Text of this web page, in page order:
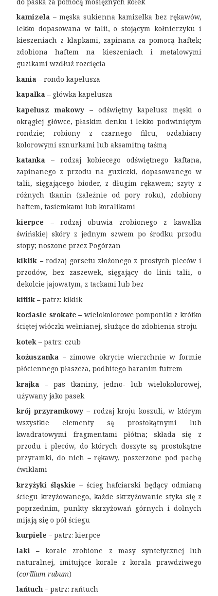
kamizela – męska sukienna kamizelka bez rękawów,
lekko dopasowana w talii, o stojącym kołnierzyku i
kieszeniach z klapkami, zapinana za pomocą haftek;
zdobiona haftem na kieszeniach i metalowymi
guzikami wzdłuż rozcięcia
kania – rondo kapelusza
kapałka – główka kapelusza
kapelusz makowy – odświętny kapelusz męski o
okrągłej główce, płaskim denku i lekko podwiniętym
rondzie; robiony z czarnego filcu, ozdabiany
kolorowymi sznurkami lub aksamitną taśmą
katanka –rodzaj kobiecego odświętnego kaftana,
zapinanego z przodu na guziczki, dopasowanego w
talii, sięgającego bioder, z długim rękawem; szyty z
różnych tkanin (zależnie od pory roku), zdobiony
haftem, tasiemkami lub koralikami
kierpce –rodzaj obuwia zrobionego z kawałka
świńskiej skóry z jednym szwem po środku przodu
stopy; noszone przez Pogórzan
kiklik –rodzaj gorsetu złożonego z prostych pleców i
przodów, bez zaszewek, sięgający do linii talii, o
dekolcie jajowatym, z tackami lub bez
kitlik –patrz: kiklik
kociasie srokate – wielokolorowe pomponiki z krótko
ściętej włóczki wełnianej, służące do zdobienia stroju
kotek –patrz: czub
kożuszanka –zimowe okrycie wierzchnie w formie
płóciennego płaszcza, podbitego baranim futrem
krajka –pas tkaniny, jedno- lub wielokolorowej,
używany jako pasek
krój przyramkowy – rodzaj kroju koszuli, w którym
wszystkie elementy są prostokątnymi lub
kwadratowymi fragmentami płótna; składa się z
przodu i pleców, do których doszyte są prostokątne
przyramki, do nich – rękawy, poszerzone pod pachą
ćwiklami
krzyżyki śląskie – ścieg hafciarski będący odmianą
ściegu krzyżowanego, każde skrzyżowanie styka się z
poprzednim, punkty skrzyżowań górnych i dolnych
mijają się o pół ściegu
kurpiele – patrz: kierpce
laki –korale zrobione z masy syntetycznej lub
naturalnej, imitujące korale z korala prawdziwego
(corllium rubum)
lańtuch – patrz: rańtuch